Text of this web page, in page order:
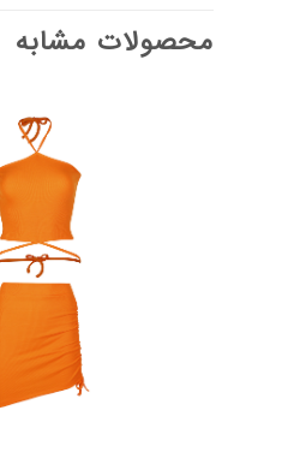
محصولات مشابه